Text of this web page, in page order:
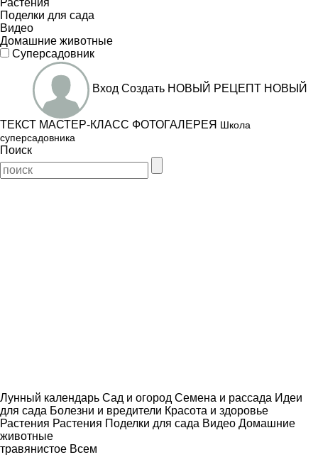
Растения
Поделки для сада
Видео
Домашние животные
Суперсадовник
Вход Создать НОВЫЙ РЕЦЕПТ НОВЫЙ
ТЕКСТ МАСТЕР-КЛАСС ФОТОГАЛЕРЕЯ Школа
суперсадовника
Поиск
Лунный календарь Сад и огород Семена и рассада Идеи
для сада Болезни и вредители Красота и здоровье
Растения Растения Поделки для сада Видео Домашние
животные
травянистое Всем